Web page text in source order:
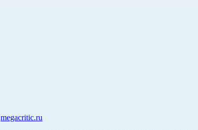
megacritic.ru